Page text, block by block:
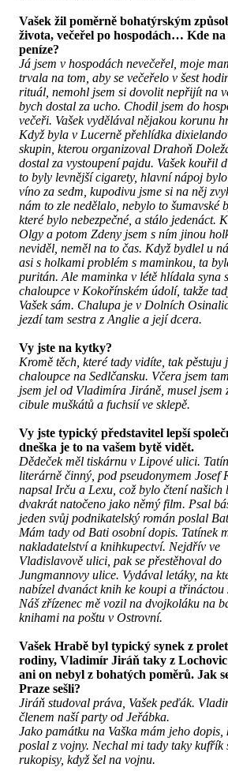
Vašek žil poměrně bohatýrským
života, večeřel po hospodách… Kde
peníze?
Já jsem v hospodách nevečeřel, moje
trvala na tom, aby se večeřelo v šest
rituál, nemohl jsem si dovolit nepřijít na
bych dostal za ucho. Chodil jsem do
večeři. Vašek vydělával nějakou korunu
Když byla v Lucerně přehlídka
skupin, kterou organizoval Drahoň
dostal za vystoupení pajdu. Vašek kouřil
to byly levnější cigarety, hlavní nápoj
víno za sedm, kupodivu jsme si na něj
nám to zle nedělalo, nebylo to šumavské
které bylo nebezpečné, a stálo jedenáct.
Olgy a potom Zdeny jsem s ním jinou
neviděl, neměl na to čas. Když bydlel u
asi s holkami problém s maminkou, ta
puritán. Ale maminka v létě hlídala syna
chaloupce v Kokořínském údolí, takže
Vašek sám. Chalupa je v Dolních
jezdí tam sestra z Anglie a její dcera.
Vy jste na kytky?
Kromě těch, které tady vidíte, tak pěstuju
chaloupce na Sedlčansku. Včera jsem
jsem jel od Vladimíra Jiráně, musel jsem
cibule muškátů a fuchsií ve sklepě.
Vy jste typický představitel lepší
dneška je to na vašem bytě vidět.
Dědeček měl tiskárnu v Lipové ulici.
literárně činný, pod pseudonymem Josef
napsal Irču a Lexu, což bylo čtení našich
dvakrát natočeno jako němý film. Psal
jeden svůj podnikatelský román poslal
Mám tady od Bati osobní dopis. Tatínek
nakladatelství a knihkupectví. Nejdřív ve
Vladislavově ulici, pak se přestěhoval do
Jungmannovy ulice. Vydával letáky, na
nabízel dvanáct knih ke koupi a třináctou
Náš zřízenec mě vozil na dvojkoláku na
knihami na poštu v Ostrovní.
Vašek Hrabě byl typický synek z
rodiny, Vladimír Jiráň taky z Lochovic
ani on nebyl z bohatých poměrů. Jak
Praze sešli?
Jiráň studoval práva, Vašek peďák.
členem naší party od Jeřábka.
Jako památku na Vaška mám jeho dopis,
poslal z vojny. Nechal mi tady taky kufřík
rukopisy, když šel na vojnu.